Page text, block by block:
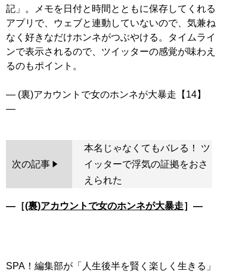
記」。メモを日付と時間とともに保存してくれる
アプリで、ウェブと連動していないので、気兼ね
なく好きなだけホンネがつぶやける。タイムライ
ンで表示されるので、ツイッターの感覚が味わえ
るのもポイント。
― (裏)アカウントで女のホンネが大暴走【14】
次の記事
本名じゃなくてもバレる！ ツ
イッターで浮気の証拠をおさ
えられた
―［(裏)アカウントで女のホンネが大暴走］―
SPA！編集部が「人生後半を賢く楽しく生きる」